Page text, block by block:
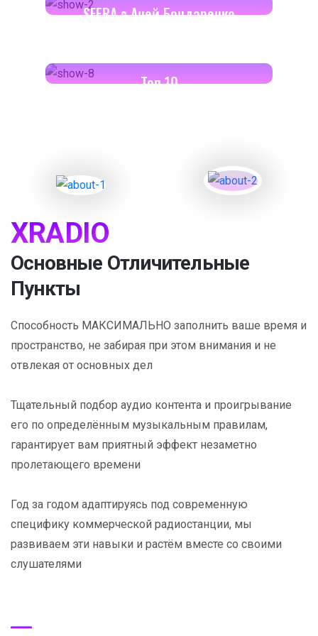
SFERA с Аней Бондаренко
Toп 10
XRADIO
Основные Отличительные
Пункты
Способность МАКСИМАЛЬНО заполнить ваше время и
пространство, не забирая при этом внимания и не
отвлекая от основных дел
Тщательный подбор аудио контента и проигрывание
его по определённым музыкальным правилам,
гарантирует вам приятный эффект незаметно
пролетающего времени
Год за годом адаптируясь под современную
специфику коммерческой радиостанции, мы
развиваем эти навыки и растём вместе со своими
слушателями